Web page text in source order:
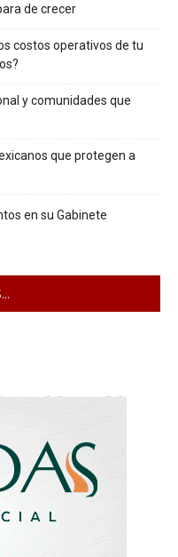
de crecer
costos operativos de tu
y comunidades que
que protegen a
en su Gabinete